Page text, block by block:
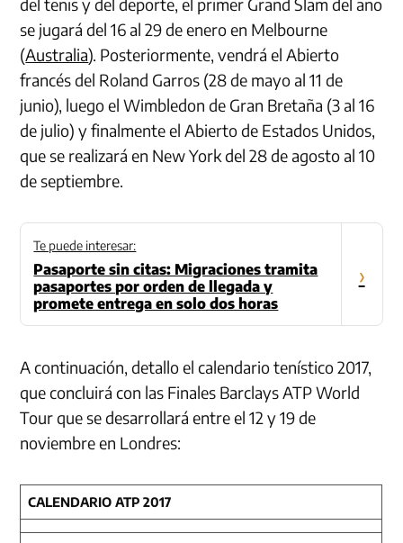
se jugará del 16 al 29 de enero en Melbourne
(Australia). Posteriormente, vendrá el Abierto
francés del Roland Garros (28 de mayo al 11 de
junio), luego el Wimbledon de Gran Bretaña (3 al 16
de julio) y finalmente el Abierto de Estados Unidos,
que se realizará en New York del 28 de agosto al 10
de septiembre.
Te puede interesar:
Pasaporte sin citas: Migraciones tramita
pasaportes por orden de llegada y
promete entrega en solo dos horas
›
A continuación, detallo el calendario tenístico 2017,
que concluirá con las Finales Barclays ATP World
Tour que se desarrollará entre el 12 y 19 de
noviembre en Londres:
CALENDARIO ATP 2017